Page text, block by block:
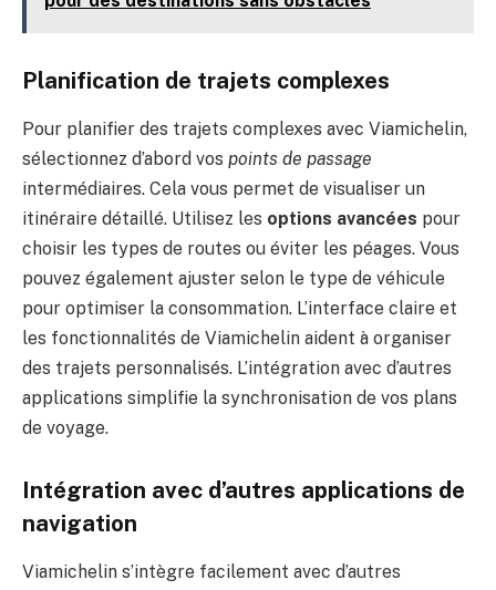
Planification de trajets complexes
Pour planifier des trajets complexes avec Viamichelin,
sélectionnez d’abord vos points de passage
intermédiaires. Cela vous permet de visualiser un
itinéraire détaillé. Utilisez les options avancées pour
choisir les types de routes ou éviter les péages. Vous
pouvez également ajuster selon le type de véhicule
pour optimiser la consommation. L’interface claire et
les fonctionnalités de Viamichelin aident à organiser
des trajets personnalisés. L’intégration avec d’autres
applications simplifie la synchronisation de vos plans
de voyage.
Intégration avec d’autres applications de
navigation
Viamichelin s’intègre facilement avec d’autres